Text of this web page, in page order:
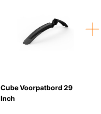
Cube Voorpatbord 29
Inch